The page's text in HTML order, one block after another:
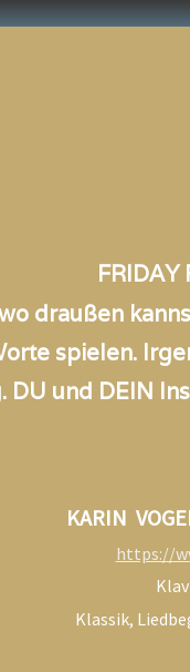
FRIDAY FOR
draußen
spielen.
DU und DEIN
KARIN
https://
Klassik,